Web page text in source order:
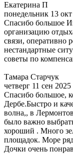
Екатерина П
понедельник 13
Спасибо большое
организацию
связи, оперативно
нестандартные
советы по
Тамара Старчук
четверг 11 сен 2025
Спасибо большое,
Дербе.Быстро и
волна,, в
было важно
хороший . Много
площадок. Море
Дочки очень